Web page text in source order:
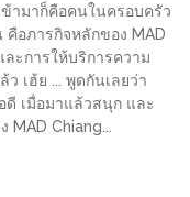
ข้ามาก็คือคนในครอบครัว
อภารกิจหลักของ MAD
ละการให้บริการความ
เฮ้ย ... พูดกันเลยว่า
เมื่อมาแล้วสนุก และ
Chiang...